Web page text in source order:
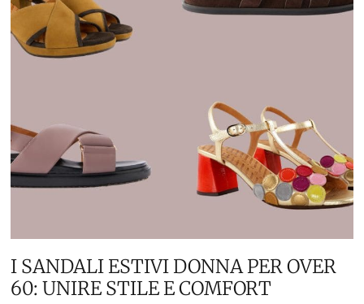
I SANDALI ESTIVI DONNA PER OVER
60: UNIRE STILE E COMFORT